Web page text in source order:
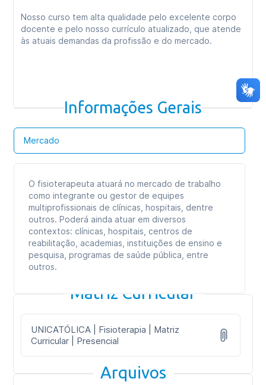
Nosso curso tem alta qualidade pelo excelente corpo
docente e pelo nosso currículo atualizado, que atende
às atuais demandas da profissão e do mercado.
Informações Gerais
Mercado
O fisioterapeuta atuará no mercado de trabalho
como integrante ou gestor de equipes
multiprofissionais de clínicas, hospitais, dentre
outros. Poderá ainda atuar em diversos
contextos: clínicas, hospitais, centros de
reabilitação, academias, instituições de ensino e
pesquisa, programas de saúde pública, entre
outros.
Matriz Curricular
UNICATÓLICA | Fisioterapia | Matriz
Curricular | Presencial
Arquivos